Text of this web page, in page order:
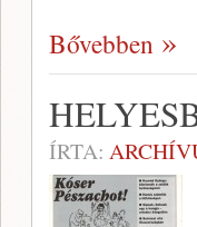
Bővebben
ÍRTA: